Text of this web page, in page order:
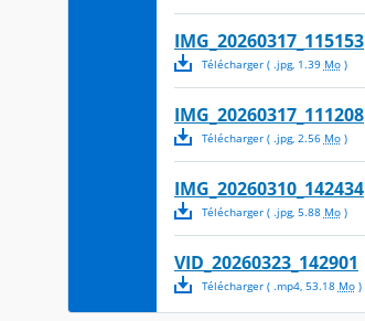
IMG_20260317_115153
Télécharger( .jpg, 1.39 Mo)
IMG_20260317_111208
Télécharger( .jpg, 2.56 Mo)
IMG_20260310_142434
Télécharger( .jpg, 5.88 Mo)
VID_20260323_142901
Télécharger( .mp4, 53.18 Mo)